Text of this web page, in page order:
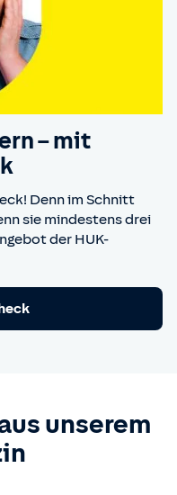
– mit
Denn im Schnitt
sie mindestens drei
der HUK-
unserem